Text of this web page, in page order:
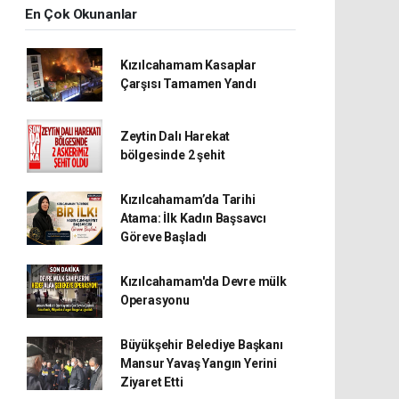
En Çok Okunanlar
Kızılcahamam Kasaplar
Çarşısı Tamamen Yandı
Zeytin Dalı Harekat
bölgesinde 2 şehit
Kızılcahamam’da Tarihi
Atama: İlk Kadın Başsavcı
Göreve Başladı
Kızılcahamam'da Devre mülk
Operasyonu
Büyükşehir Belediye Başkanı
Mansur Yavaş Yangın Yerini
Ziyaret Etti